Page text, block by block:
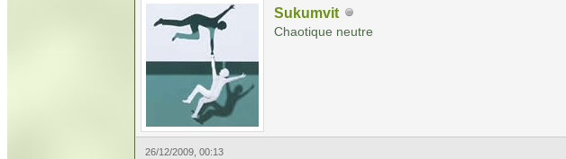
Sukumvit
Chaotique neutre
26/12/2009, 00:13